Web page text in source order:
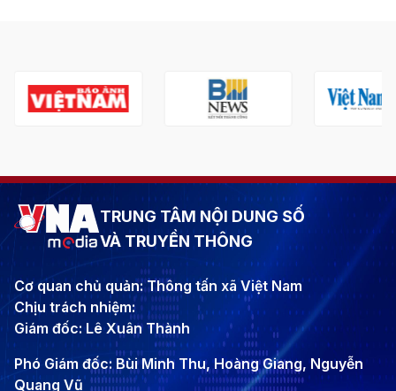
TRUNG TÂM NỘI DUNG SỐ
VÀ TRUYỀN THÔNG
Cơ quan chủ quản: Thông tấn xã Việt Nam
Chịu trách nhiệm:
Giám đốc: Lê Xuân Thành
Phó Giám đốc: Bùi Minh Thu, Hoàng Giang, Nguyễn
Quang Vũ